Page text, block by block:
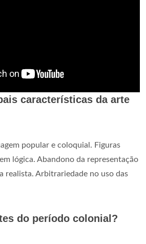
características da arte
popular e coloquial. Figuras
lógica. Abandono da representação
realista. Arbitrariedade no uso das
do período colonial?